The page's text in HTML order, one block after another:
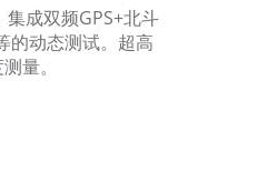
成双频GPS+北斗
的动态测试。超高
量。